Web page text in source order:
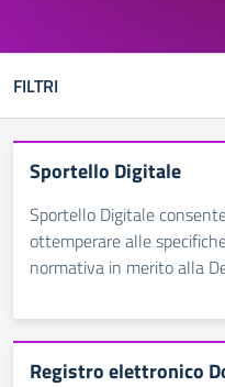
FILTRI
Sportello Digitale
Sportello Digitale
ottemperare alle
normativa in merito alla
Registro elettronico